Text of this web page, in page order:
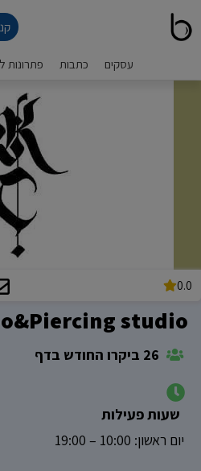
עסקים כתבות פתרונות
0.0
studio
שעות פעילות
‏יום ראשון‏: 10:00‏ – ‏19:00